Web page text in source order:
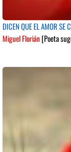
DICEN QUE EL AMOR SE
Miguel Florián [Poeta